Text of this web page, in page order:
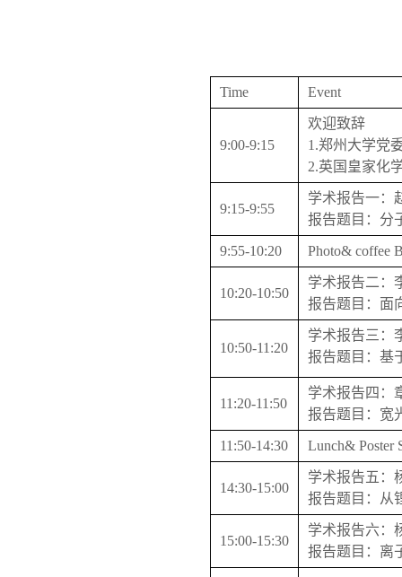
Time Event
9:00-9:15
欢迎致辞
1.郑州大学党
2.英国皇家化
9:15-9:55
学术报告一：
报告题目：分
9:55-10:20 Photo& coffee
10:20-10:50
学术报告二：
报告题目：面
10:50-11:20
学术报告三：
报告题目：基
11:20-11:50
学术报告四：
报告题目：宽
11:50-14:30 Lunch& Poster
14:30-15:00
学术报告五：
报告题目：从
15:00-15:30
学术报告六：
报告题目：离